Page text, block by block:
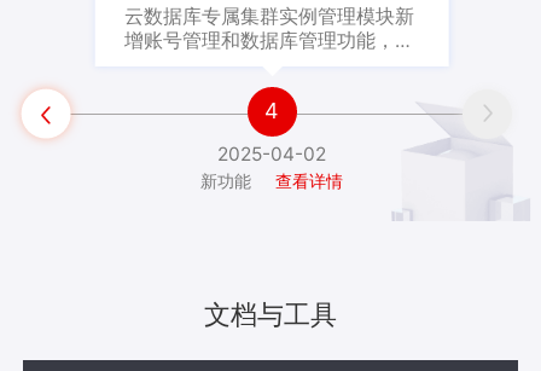
 
4
云数据库专属集群实例管理模块新
增账号管理和数据库管理功能，可
2025-04-02
新功能 查看详情
文档与工具